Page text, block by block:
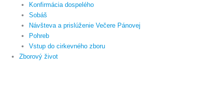
Konfirmácia dospelého
Sobáš
Návšteva a prislúženie Večere Pánovej
Pohreb
Vstup do cirkevného zboru
Zborový život